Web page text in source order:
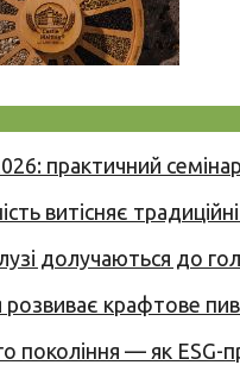
практичний
витісняє
долучаються до
крафтове
покоління — як